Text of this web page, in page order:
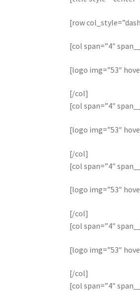
[row
[col span=”4″
[logo img=”53″
[/col]
[col span=”4″
[logo img=”53″
[/col]
[col span=”4″
[logo img=”53″
[/col]
[col span=”4″
[logo img=”53″
[/col]
[col span=”4″